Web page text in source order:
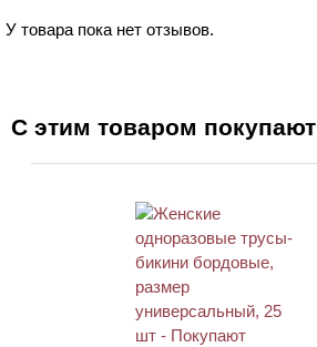
У товара пока нет отзывов.
С этим товаром покупают